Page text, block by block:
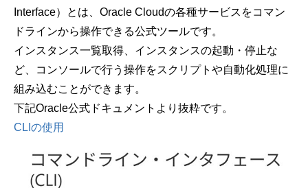
Interface）とは、 Oracle Cloudの各種サービスをコマン
ドラインから操作できる公式ツールです。
インスタンス一覧取得、インスタンスの起動・停止な
ど、コンソールで行う操作をスクリプトや自動化処理に
組み込むことができます。
下記Oracle公式ドキュメントより抜粋です。
CLIの使用